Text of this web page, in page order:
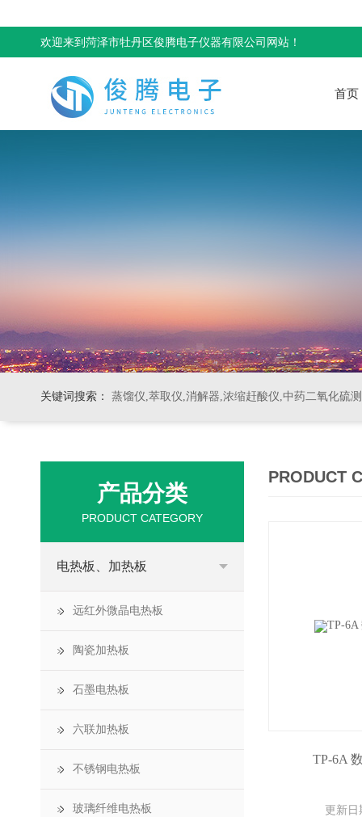
欢迎来到菏泽市牡丹区俊腾电子仪器有限公司网站！
首页
关键词搜索： 蒸馏仪,萃取仪,消解器,浓缩赶酸仪,中药二氧化硫
产品分类
PRODUCT CATEGORY
电热板、加热板
远红外微晶电热板
陶瓷加热板
石墨电热板
六联加热板
不锈钢电热板
玻璃纤维电热板
PRODUCT
TP-6A
更新日